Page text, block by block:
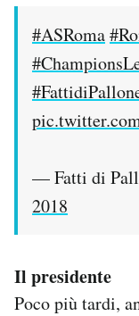
#ASRoma
— Fatti di
2018
Il presidente
Poco più tardi,